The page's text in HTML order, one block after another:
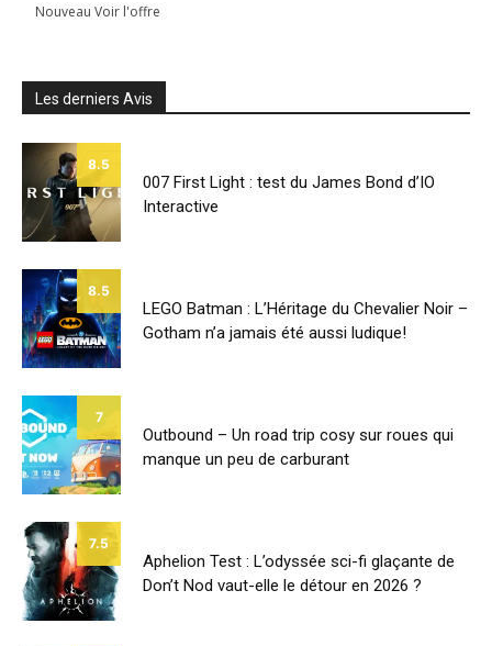
Nouveau Voir l'offre
Les derniers Avis
8.5
007 First Light : test du James Bond d’IO
Interactive
8.5
LEGO Batman : L’Héritage du Chevalier Noir –
Gotham n’a jamais été aussi ludique!
7
Outbound – Un road trip cosy sur roues qui
manque un peu de carburant
7.5
Aphelion Test : L’odyssée sci-fi glaçante de
Don’t Nod vaut-elle le détour en 2026 ?